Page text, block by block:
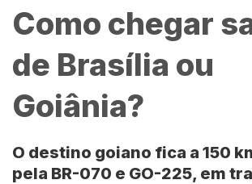
Como chegar
de Brasília ou
Goiânia?
O destino goiano fica a 150
pela BR-070 e GO-225, em